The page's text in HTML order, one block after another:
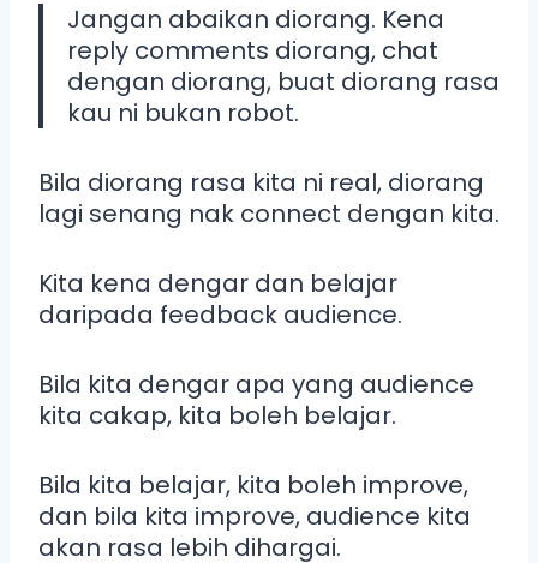
Jangan abaikan diorang. Kena
reply comments diorang, chat
dengan diorang, buat diorang rasa
kau ni bukan robot.
Bila diorang rasa kita ni real, diorang
lagi senang nak connect dengan kita.
Kita kena dengar dan belajar
daripada feedback audience.
Bila kita dengar apa yang audience
kita cakap, kita boleh belajar.
Bila kita belajar, kita boleh improve,
dan bila kita improve, audience kita
akan rasa lebih dihargai.